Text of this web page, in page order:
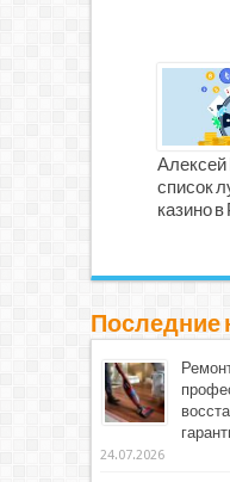
Алексей
список
казино в
Последние
24.07.2026